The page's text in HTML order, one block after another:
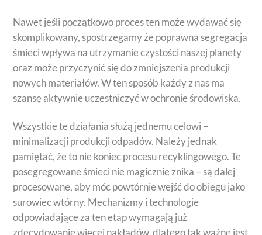
Nawet jeśli początkowo proces ten może wydawać się
skomplikowany, spostrzegamy że poprawna segregacja
śmieci wpływa na utrzymanie czystości naszej planety
oraz może przyczynić się do zmniejszenia produkcji
nowych materiałów. W ten sposób każdy z nas ma
szansę aktywnie uczestniczyć w ochronie środowiska.
Wszystkie te działania służą jednemu celowi –
minimalizacji produkcji odpadów. Należy jednak
pamiętać, że to nie koniec procesu recyklingowego. Te
posegregowane śmieci nie magicznie znika – są dalej
procesowane, aby móc powtórnie wejść do obiegu jako
surowiec wtórny. Mechanizmy i technologie
odpowiadające za ten etap wymagają już
zdecydowanie więcej nakładów, dlatego tak ważne jest